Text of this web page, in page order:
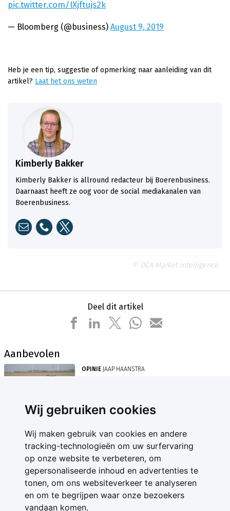
Wij gebruiken cookies
Wij maken gebruik van cookies en andere
tracking-technologieën om uw surfervaring
op onze website te verbeteren, om
gepersonaliseerde inhoud en advertenties te
tonen, om ons websiteverkeer te analyseren
en om te begrijpen waar onze bezoekers
vandaan komen.
pic.twitter.com/IXjftujs2k
— Bloomberg (@business) August 9, 2019
Heb je een tip, suggestie of opmerking naar aanleiding van dit
artikel? Laat het ons weten
Kimberly Bakker
Kimberly Bakker is allround redacteur bij Boerenbusiness.
Daarnaast heeft ze oog voor de social mediakanalen van
Boerenbusiness.
© DCA Market Intelligence.
Deel dit artikel
Aanbevolen
OPINIE JAAP HAANSTRA
Contact
Feedback
Nieuwsbrief